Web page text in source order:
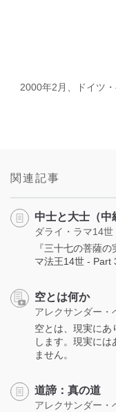
2000年2月、ドイツ
関連記事
中士と大士（中
ダライ・ラマ14世
『三十七の菩薩
マ法王14世 - Part
空とは何か
アレクサンダー・
空とは、現実にあ
します。現実に
ません。
道諦：真の道
アレクサンダー・